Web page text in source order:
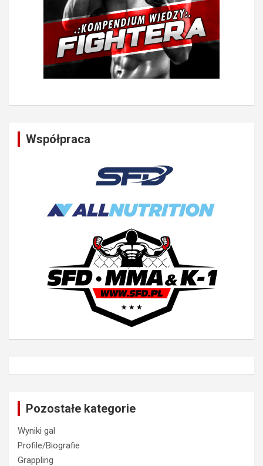
Współpraca
Pozostałe kategorie
Wyniki gal
Profile/Biografie
Grappling